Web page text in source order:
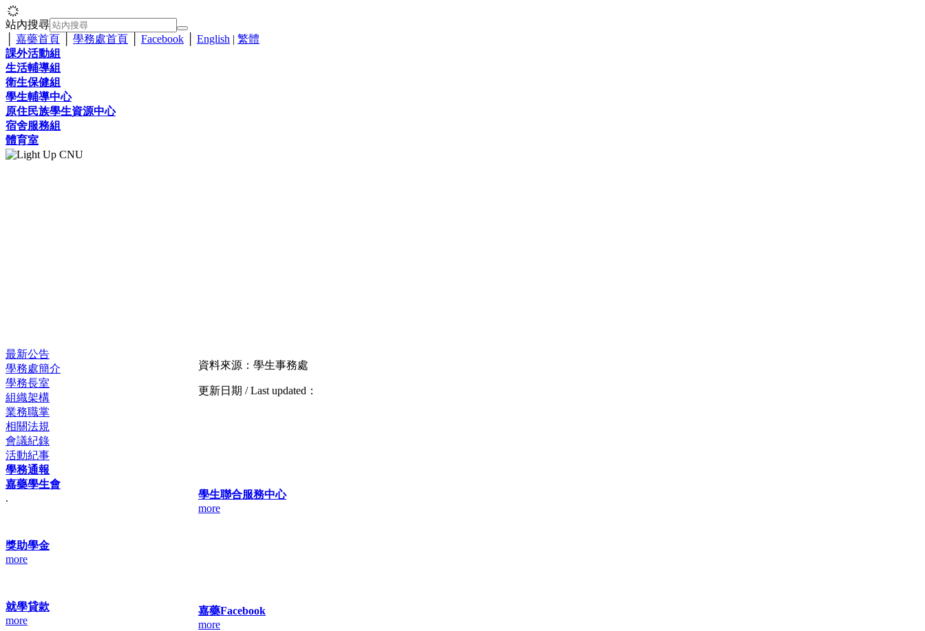
站內搜尋
嘉藥首頁 學務處首頁 Facebook English | 繁體
課外活動組
生活輔導組
衛生保健組
學生輔導中心
原住民族學生資源中心
宿舍服務組
體育室
最新公告
學務處簡介
學務長室
組織架構
業務職掌
相關法規
會議紀錄
活動紀事
學務通報
嘉藥學生會
.
獎助學金
more
就學貸款
more
資料來源：學生事務處
更新日期 / Last updated：
學生聯合服務中心
more
嘉藥Facebook
more